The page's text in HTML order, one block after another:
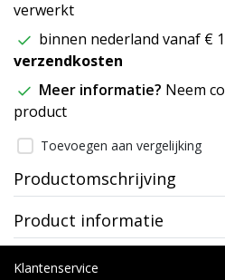
verwerkt
binnen nederland vanaf €
verzendkosten
Meer informatie? Neem
product
Toevoegen aan vergelijking
Productomschrijving
Product informatie
Klantenservice